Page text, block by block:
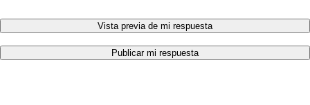
Vista previa de mi respuesta
Publicar mi respuesta